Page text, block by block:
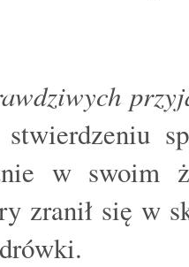
w swoim
zranił się w